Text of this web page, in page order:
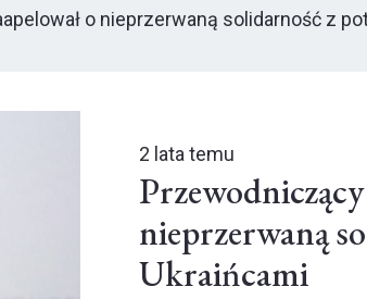
o nieprzerwaną solidarność z
2 lata temu
nieprzerwaną
Ukraińcami